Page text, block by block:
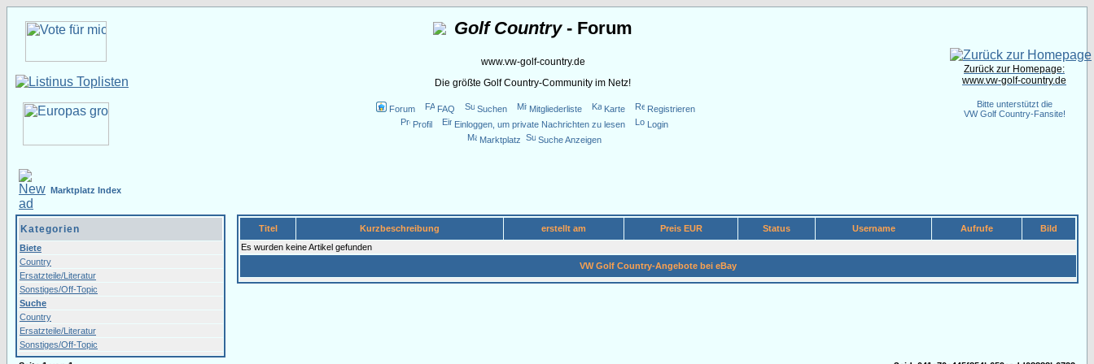
Golf Country- Forum
www.vw-golf-country.de
Die größte Golf Country-Community im Netz!
Forum FAQ Suchen Mitgliederliste Karte
Registrieren
Profil
Einloggen, um private Nachrichten zu lesen
Login
Marktplatz
Suche Anzeigen
Zurück zur Homepage:
www.vw-golf-country.de
Bitte unterstützt die
VW Golf Country-Fansite!
Marktplatz Index
Kategorien
Biete
Country
Ersatzteile/Literatur
Sonstiges/Off-Topic
Suche
Country
Ersatzteile/Literatur
Sonstiges/Off-Topic
Titel Kurzbeschreibung erstellt am Preis EUR Status Username Aufrufe
Bild
Es wurden keine Artikel gefunden
VW Golf Country-Angebote bei eBay